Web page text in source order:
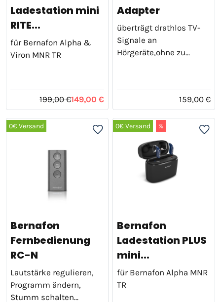
Ladestation mini
RITE...
für Bernafon Alpha &
Viron MNR TR
199,00 €149,00 €
Adapter
überträgt drathlos TV-
Signale an
Hörgeräte,ohne zu...
159,00 €
0€ Versand
Bernafon
Fernbedienung
RC-N
Lautstärke regulieren,
Programm ändern,
Stumm schalten...
0€ Versand %
Bernafon
Ladestation PLUS
mini...
für Bernafon Alpha MNR
TR